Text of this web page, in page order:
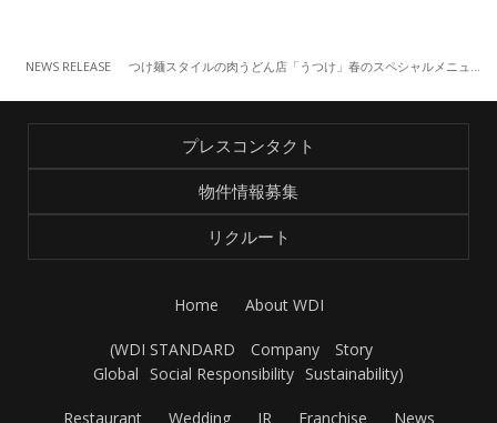
NEWS RELEASE つけ麺スタイルの肉うどん店「うつけ」春のスペシャルメニュー『“和豚もちぶた”のごまだれつけうどん』 （4/20～）
プレスコンタクト
物件情報募集
リクルート
Home About WDI
(WDI STANDARD Company
Story
Global Social Responsibility Sustainability)
Restaurant Wedding IR Franchise News